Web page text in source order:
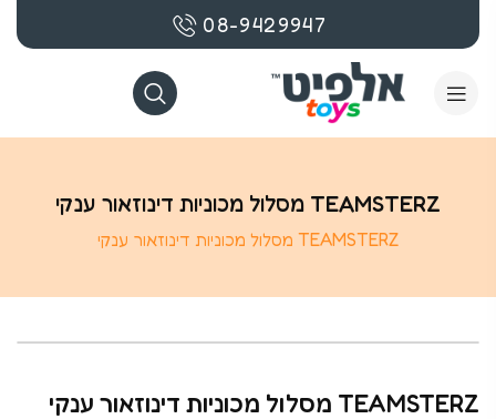
08-9429947
TEAMSTERZ מסלול מכוניות דינוזאור ענקי
TEAMSTERZ מסלול מכוניות דינוזאור ענקי
TEAMSTERZ מסלול מכוניות דינוזאור ענקי